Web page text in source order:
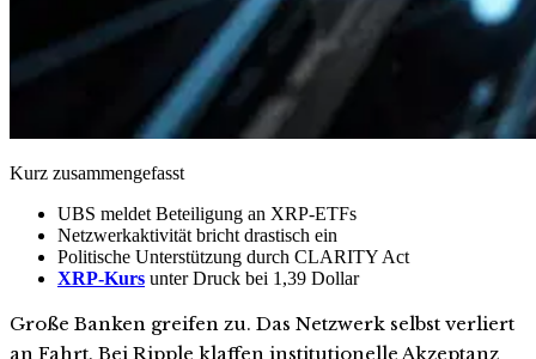
Kurz zusammengefasst
UBS meldet Beteiligung an XRP-ETFs
Netzwerkaktivität bricht drastisch ein
Politische Unterstützung durch CLARITY Act
XRP-Kurs unter Druck bei 1,39 Dollar
Große Banken greifen zu. Das Netzwerk selbst verliert
an Fahrt. Bei Ripple klaffen institutionelle Akzeptanz